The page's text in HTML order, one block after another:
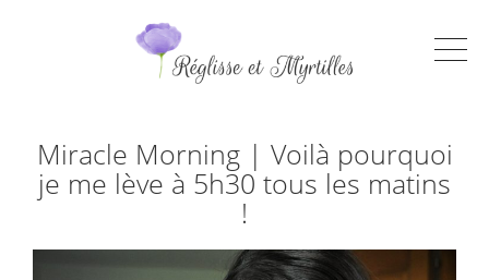
Miracle Morning | Voilà pourquoi
je me lève à 5h30 tous les matins
!